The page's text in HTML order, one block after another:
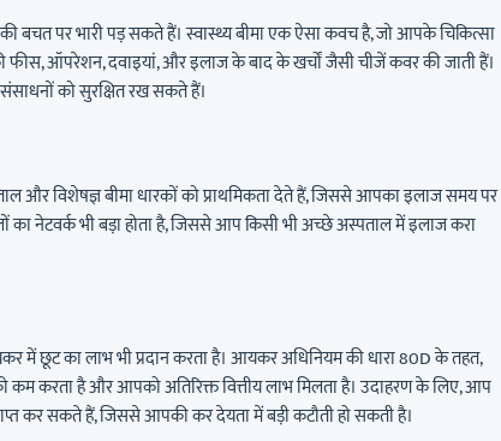
बचत पर भारी पड़ सकते हैं। स्वास्थ्य बीमा एक ऐसा कवच है, जो आपके चिकित्सा
फीस, ऑपरेशन, दवाइयां, और इलाज के बाद के खर्चों जैसी चीजें कवर की जाती हैं।
को सुरक्षित रख सकते हैं।
और विशेषज्ञ बीमा धारकों को प्राथमिकता देते हैं, जिससे आपका इलाज समय पर
नेटवर्क भी बड़ा होता है, जिससे आप किसी भी अच्छे अस्पताल में इलाज करा
में छूट का लाभ भी प्रदान करता है। आयकर अधिनियम की धारा 80D के तहत,
करता है और आपको अतिरिक्त वित्तीय लाभ मिलता है। उदाहरण के लिए, आप
कर सकते हैं, जिससे आपकी कर देयता में बड़ी कटौती हो सकती है।